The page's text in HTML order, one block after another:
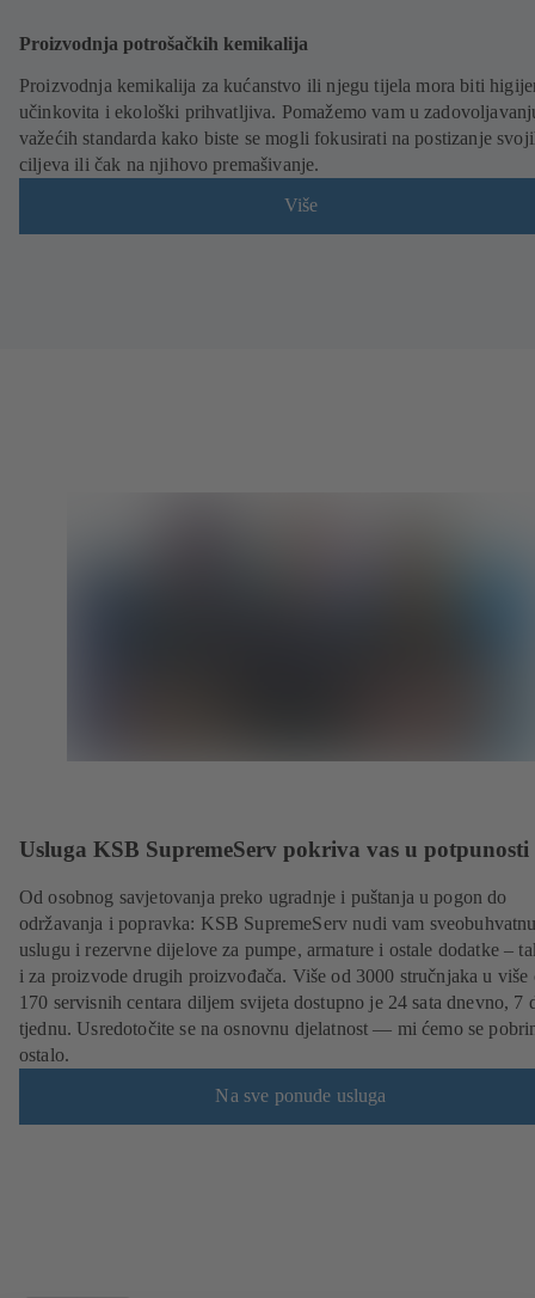
Proizvodnja potrošačkih kemikalija
Proizvodnja kemikalija za kućanstvo ili njegu tijela mora biti
učinkovita i ekološki prihvatljiva. Pomažemo vam u
važećih standarda kako biste se mogli fokusirati na postizanje
ciljeva ili čak na njihovo premašivanje.
Više
Usluga KSB SupremeServ pokriva vas u potpunosti
Od osobnog savjetovanja preko ugradnje i puštanja u pogon do
održavanja i popravka: KSB SupremeServ nudi vam
uslugu i rezervne dijelove za pumpe, armature i ostale dodatke –
i za proizvode drugih proizvođača. Više od 3000 stručnjaka u više
170 servisnih centara diljem svijeta dostupno je 24 sata dnevno, 7
tjednu. Usredotočite se na osnovnu djelatnost — mi ćemo se
ostalo.
Na sve ponude usluga